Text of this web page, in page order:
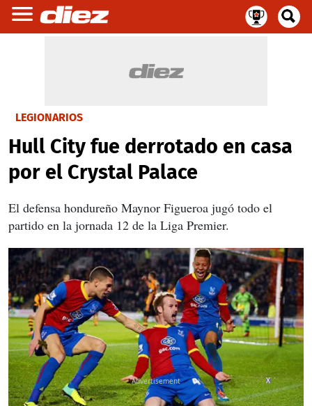
LEGIONARIOS
Hull City fue derrotado en casa
por el Crystal Palace
El defensa hondureño Maynor Figueroa jugó todo el
partido en la jornada 12 de la Liga Premier.
X